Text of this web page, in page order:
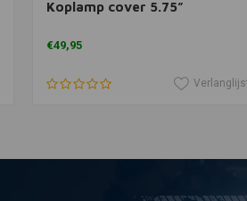
Koplamp cover 5.75”
€49,95